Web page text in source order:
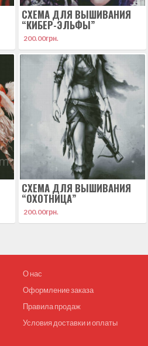
СХЕМА ДЛЯ ВЫШИВАНИЯ
“КИБЕР-ЭЛЬФЫ”
200.00грн.
СХЕМА ДЛЯ ВЫШИВАНИЯ
“ОХОТНИЦА”
200.00грн.
О нас
Оформление заказа
Правила продаж
Условия доставки и оплаты